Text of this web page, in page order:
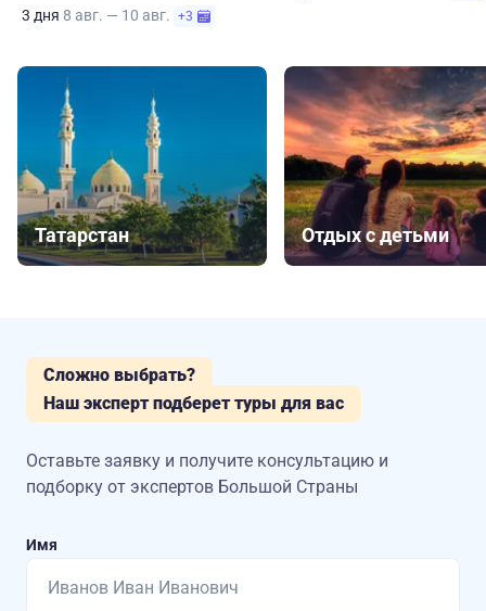
3 дня 8 авг. — 10 авг. +3
Татарстан Отдых с детьми
Сложно выбрать?
Наш эксперт подберет туры для вас
Оставьте заявку и получите консультацию и
подборку от экспертов Большой Страны
Имя